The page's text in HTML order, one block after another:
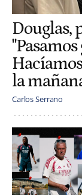
Douglas,
la
Carlos Serrano